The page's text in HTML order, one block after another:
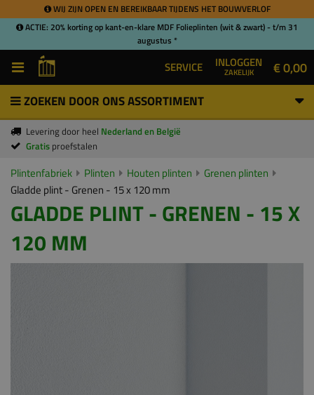
WIJ ZIJN OPEN EN BEREIKBAAR TIJDENS HET BOUWVERLOF
ACTIE: 20% korting op kant-en-klare MDF Folieplinten (wit & zwart) - t/m 31
augustus *
SERVICE INLOGGEN
ZAKELIJK € 0,00
ZOEKEN DOOR ONS ASSORTIMENT
Levering door heel Nederland en België
Gratis proefstalen
Plintenfabriek Plinten Houten plinten
Grenen plinten
Gladde plint - Grenen - 15 x 120 mm
GLADDE PLINT - GRENEN - 15 X
120 MM